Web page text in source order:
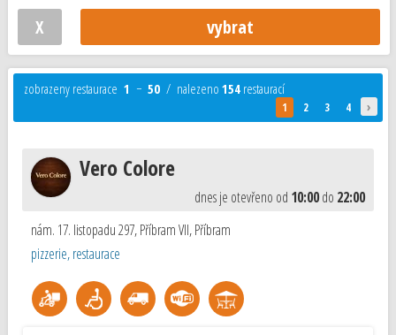
zobrazeny restaurace 1 − 50/ nalezeno 154restaurací
1 2 3 4 ›
Vero Colore
dnes je otevřeno od 10:00do 22:00
nám. 17. listopadu 297, Příbram VII,Příbram
pizzerie, restaurace